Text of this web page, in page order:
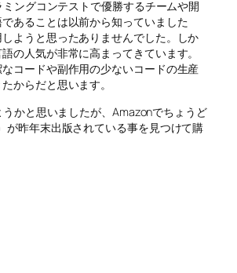
ングコンテストで優勝するチームや開
あることは以前から知っていました
ようと思ったありませんでした。しか
の人気が非常に高まってきています。
コードや副作用の少ないコードの生産
からだと思います。
かと思いましたが、Amazonでちょうど
が昨年末出版されている事を見つけて購